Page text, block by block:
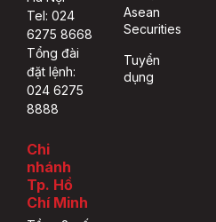
Tel: 024
6275 8668
Tổng đài
đặt lệnh:
024 6275
8888
Chi
nhánh
Tp. Hồ
Chí Minh
Asean
Securities
Tuyển
dụng